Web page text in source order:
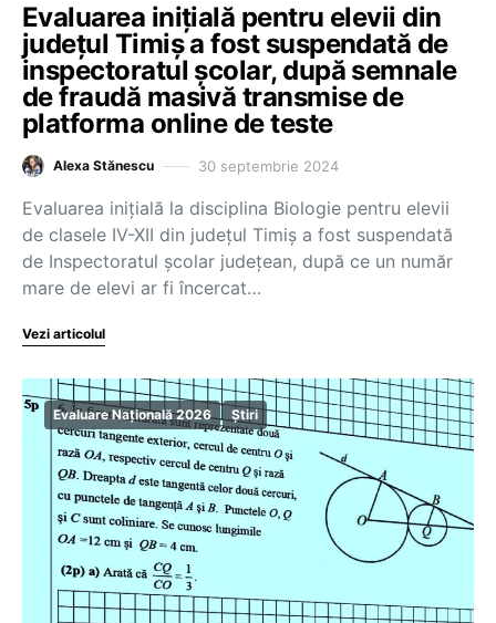
Evaluarea inițială pentru elevii din
județul Timiș a fost suspendată de
inspectoratul școlar, după semnale
de fraudă masivă transmise de
platforma online de teste
Alexa Stănescu 30 septembrie 2024
Evaluarea inițială la disciplina Biologie pentru elevii
de clasele IV-XII din județul Timiș a fost suspendată
de Inspectoratul școlar județean, după ce un număr
mare de elevi ar fi încercat…
Vezi articolul
Evaluare Națională 2026 Știri